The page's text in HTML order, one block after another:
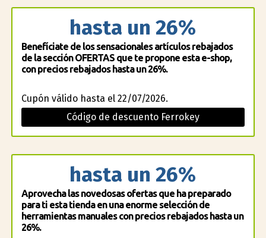
hasta un 26%
Benefíciate de los sensacionales artículos rebajados
de la sección OFERTAS que te propone esta e-shop,
con precios rebajados hasta un 26%.
Cupón válido hasta el 22/07/2026.
Código de descuento Ferrokey
hasta un 26%
Aprovecha las novedosas ofertas que ha preparado
para ti esta tienda en una enorme selección de
herramientas manuales con precios rebajados hasta un
26%.